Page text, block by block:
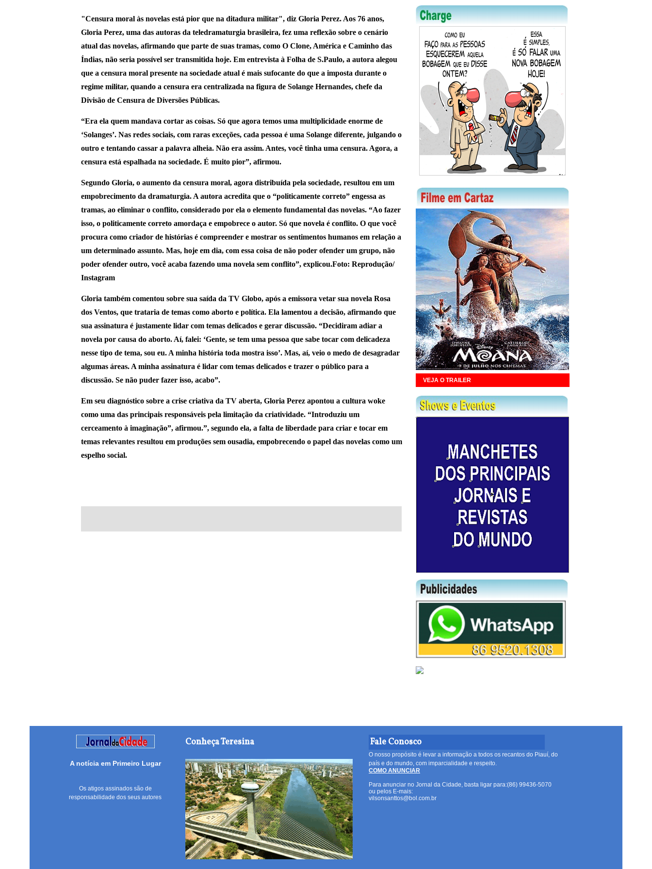
"Censura moral às novelas está pior que na ditadura militar", diz Gloria Perez. Aos 76 anos,
Gloria Perez, uma das autoras da teledramaturgia brasileira, fez uma reflexão sobre o cenário
atual das novelas, afirmando que parte de suas tramas, como O Clone, América e Caminho das
Índias, não seria possível ser transmitida hoje. Em entrevista à Folha de S.Paulo, a autora alegou
que a censura moral presente na sociedade atual é mais sufocante do que a imposta durante o
regime militar, quando a censura era centralizada na figura de Solange Hernandes, chefe da
Divisão de Censura de Diversões Públicas.
“Era ela quem mandava cortar as coisas. Só que agora temos uma multiplicidade enorme de
‘Solanges’. Nas redes sociais, com raras exceções, cada pessoa é uma Solange diferente, julgando o
outro e tentando cassar a palavra alheia. Não era assim. Antes, você tinha uma censura. Agora, a
censura está espalhada na sociedade. É muito pior”, afirmou.
Segundo Gloria, o aumento da censura moral, agora distribuída pela sociedade, resultou em um
empobrecimento da dramaturgia. A autora acredita que o “politicamente correto” engessa as
tramas, ao eliminar o conflito, considerado por ela o elemento fundamental das novelas. “Ao fazer
isso, o politicamente correto amordaça e empobrece o autor. Só que novela é conflito. O que você
procura como criador de histórias é compreender e mostrar os sentimentos humanos em relação a
um determinado assunto. Mas, hoje em dia, com essa coisa de não poder ofender um grupo, não
poder ofender outro, você acaba fazendo uma novela sem conflito”, explicou.Foto: Reprodução/
Instagram
Gloria também comentou sobre sua saída da TV Globo, após a emissora vetar sua novela Rosa
dos Ventos, que trataria de temas como aborto e política. Ela lamentou a decisão, afirmando que
sua assinatura é justamente lidar com temas delicados e gerar discussão. “Decidiram adiar a
novela por causa do aborto. Aí, falei: ‘Gente, se tem uma pessoa que sabe tocar com delicadeza
nesse tipo de tema, sou eu. A minha história toda mostra isso’. Mas, aí, veio o medo de desagradar
algumas áreas. A minha assinatura é lidar com temas delicados e trazer o público para a
discussão. Se não puder fazer isso, acabo”.
Em seu diagnóstico sobre a crise criativa da TV aberta, Gloria Perez apontou a cultura woke
como uma das principais responsáveis pela limitação da criatividade. “Introduziu um
cerceamento à imaginação”, afirmou.”, segundo ela, a falta de liberdade para criar e tocar em
temas relevantes resultou em produções sem ousadia, empobrecendo o papel das novelas como um
espelho social.
VEJA O TRAILER
A notícia em Primeiro Lugar
Os atigos assinados são de
responsabilidade dos seus autores
Conheça Teresina Fale Conosco
O nosso propósito é levar a informação a todos os recantos do Piauí, do
país e do mundo, com imparcialidade e respeito.
COMO ANUNCIAR
Para anunciar no Jornal da Cidade, basta ligar para:(86) 99436-5070
ou pelos E-mais:
vilsonsanttos@bol.com.br